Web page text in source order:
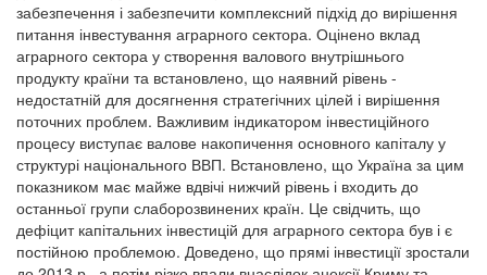
забезпечення і забезпечити комплексний підхід до вирішення
питання інвестування аграрного сектора. Оцінено вклад
аграрного сектора у створення валового внутрішнього
продукту країни та встановлено, що наявний рівень -
недостатній для досягнення стратегічних цілей і вирішення
поточних проблем. Важливим індикатором інвестиційного
процесу виступає валове накопичення основного капіталу у
структурі національного ВВП. Встановлено, що Україна за цим
показником має майже вдвічі нижчий рівень і входить до
останньої групи слаборозвинених країн. Це свідчить, що
дефіцит капітальних інвестицій для аграрного сектора був і є
постійною проблемою. Доведено, що прямі інвестиції зростали